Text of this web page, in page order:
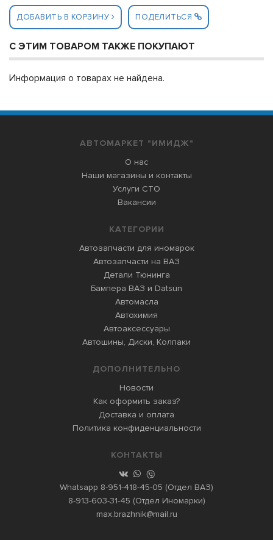
ДОБАВИТЬ В КОРЗИНУ ПОДЕЛИТЬСЯ
С ЭТИМ ТОВАРОМ ТАКЖЕ ПОКУПАЮТ
Информация о товарах не найдена.
АВТОМАРКЕТ "ИМИДЖ"
О нас
Наши магазины и контакты
Услуги СТО
Вакансии
КАТЕГОРИИ
Автозапчасти для иномарок
Автозапчасти на ВАЗ
Детали Тюнинга
Бампера ВАЗ и Datsun
Автомасла
Автохимия
Автоаксессуары
Автошины, Диски, Колпаки
ДОПОЛНИТЕЛЬНО
Новости
Как оформить заказ?
Доставка и оплата
Политика конфиденциальности
КОНТАКТЫ
Whatsapp 8-951-418-45-05 (Отдел ВАЗ)
8-913-603-31-45 (Отдел Иномарки)
max.brazhnik@mail.ru